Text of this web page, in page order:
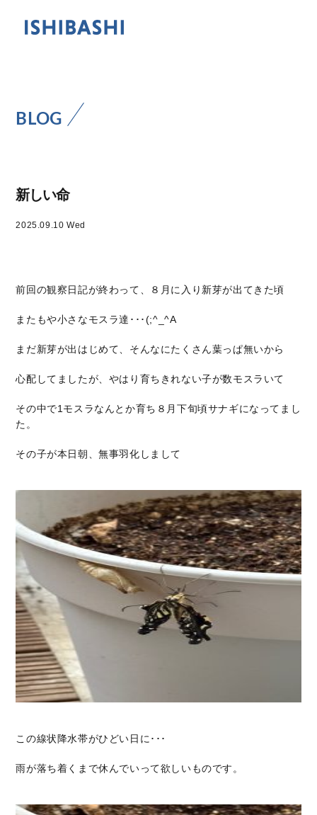
BLOG
新しい命
2025.09.10 Wed
前回の観察日記が終わって、８月に入り新芽が出てきた頃
またもや小さなモスラ達･･･(;^_^A
まだ新芽が出はじめて、そんなにたくさん葉っぱ無いから
心配してましたが、やはり育ちきれない子が数モスラいて
その中で1モスラなんとか育ち８月下旬頃サナギになってまし
た。
その子が本日朝、無事羽化しまして
この線状降水帯がひどい日に･･･
雨が落ち着くまで休んでいって欲しいものです。